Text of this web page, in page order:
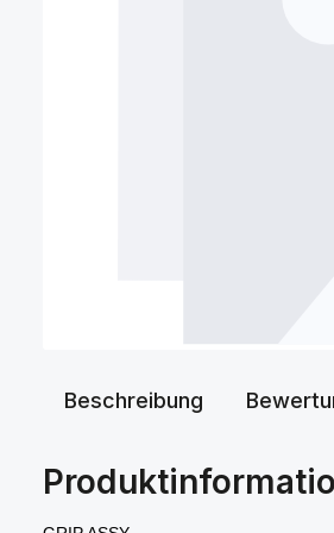
Beschreibung